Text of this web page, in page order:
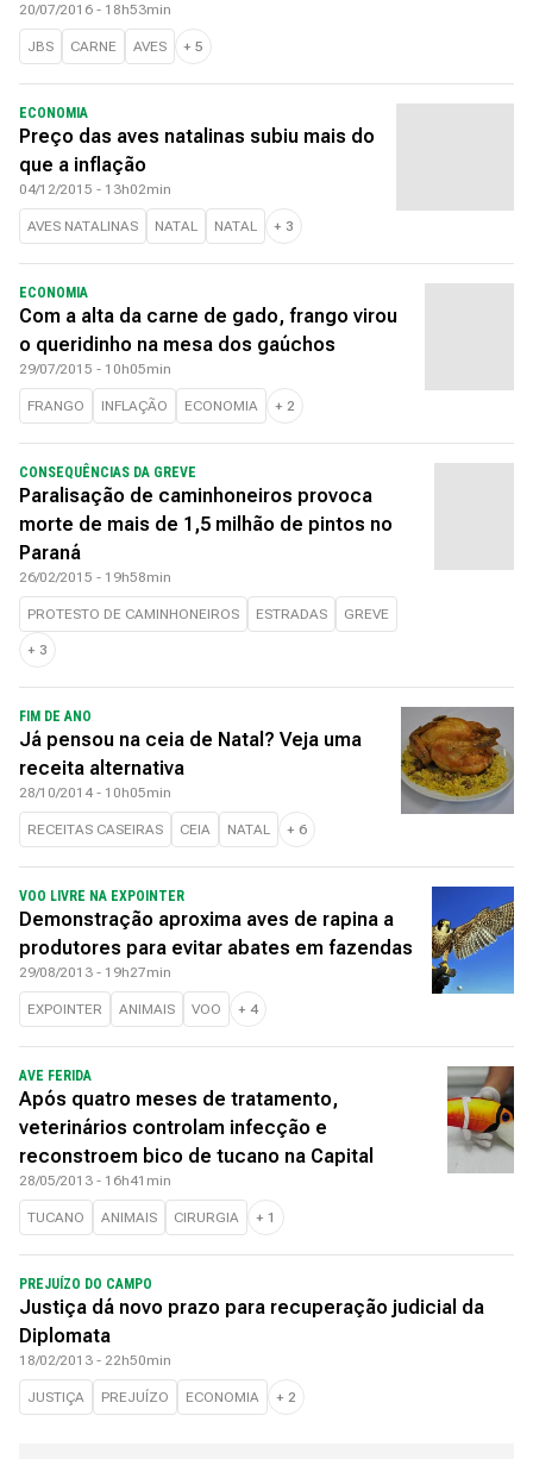
20/07/2016 - 18h53min
JBS CARNE AVES + 5
ECONOMIA
Preço das aves natalinas subiu mais do
que a inflação
04/12/2015 - 13h02min
AVES NATALINAS NATAL NATAL + 3
ECONOMIA
Com a alta da carne de gado, frango virou
o queridinho na mesa dos gaúchos
29/07/2015 - 10h05min
FRANGO INFLAÇÃO ECONOMIA + 2
CONSEQUÊNCIAS DA GREVE
Paralisação de caminhoneiros provoca
morte de mais de 1,5 milhão de pintos no
Paraná
26/02/2015 - 19h58min
PROTESTO DE CAMINHONEIROS ESTRADAS GREVE
+ 3
FIM DE ANO
Já pensou na ceia de Natal? Veja uma
receita alternativa
28/10/2014 - 10h05min
RECEITAS CASEIRAS CEIA NATAL + 6
VOO LIVRE NA EXPOINTER
Demonstração aproxima aves de rapina a
produtores para evitar abates em fazendas
29/08/2013 - 19h27min
EXPOINTER ANIMAIS VOO + 4
AVE FERIDA
Após quatro meses de tratamento,
veterinários controlam infecção e
reconstroem bico de tucano na Capital
28/05/2013 - 16h41min
TUCANO ANIMAIS CIRURGIA + 1
PREJUÍZO DO CAMPO
Justiça dá novo prazo para recuperação judicial da
Diplomata
18/02/2013 - 22h50min
JUSTIÇA PREJUÍZO ECONOMIA + 2